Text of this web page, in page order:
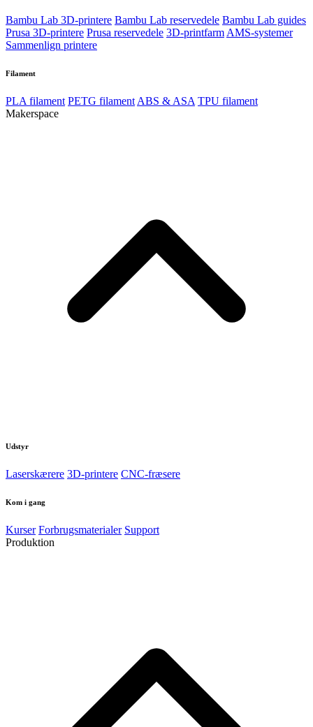
Bambu Lab 3D-printere Bambu Lab reservedele Bambu Lab guides
Prusa 3D-printere Prusa reservedele 3D-printfarmAMS-systemer
Sammenlign printere
Filament
PLA filament PETG filamentABS & ASA TPU filament
Makerspace
Udstyr
Laserskærere 3D-printere CNC-fræsere
Kom i gang
Kurser Forbrugsmaterialer Support
Produktion